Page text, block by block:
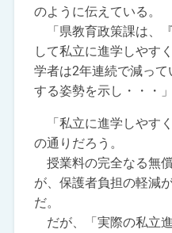
のように伝えている。
「県教育政策課は、
して私立に進学しやす
学者は2年連続で減っ
する姿勢を示し・・・
「私立に進学しやす
の通りだろう。
授業料の完全なる無
が、保護者負担の軽減
だ。
だが、「実際の私立